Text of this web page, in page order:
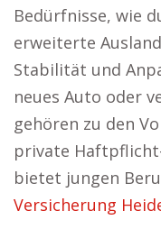
Bedürfnisse, wie
erweiterte
Stabilität und
neues Auto oder
gehören zu den
private
bietet jungen
Versicherung